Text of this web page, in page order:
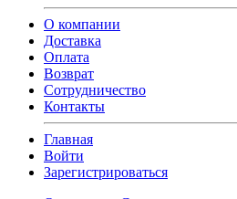
О компании
Доставка
Оплата
Возврат
Сотрудничество
Контакты
Главная
Войти
Зарегистрироваться